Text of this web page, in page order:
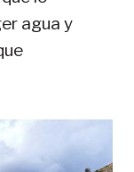
agua y